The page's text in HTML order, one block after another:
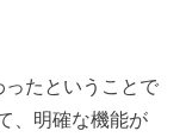
たということで
、明確な機能が